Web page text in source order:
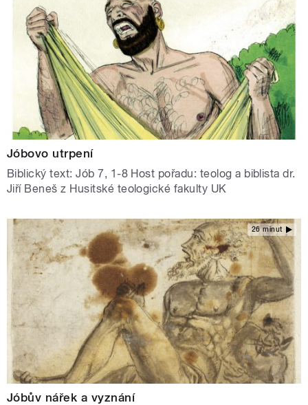
Jóbovo utrpení
Biblický text: Jób 7, 1-8 Host pořadu: teolog a biblista dr.
Jiří Beneš z Husitské teologické fakulty UK
26 minut
Jóbův nářek a vyznání